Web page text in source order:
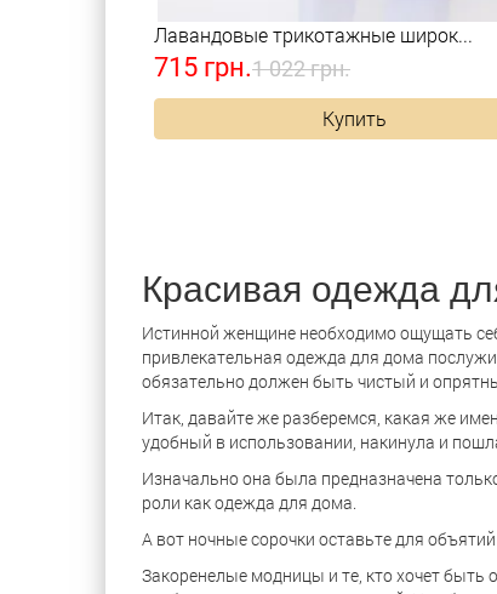
Лавандовые трикотажные широк...
715 грн.1 022 грн.
Купить
Красивая одежда
Истинной женщине необходимо ощущать
привлекательная одежда для дома
обязательно должен быть чистый и
Итак, давайте же разберемся, какая же
удобный в использовании, накинула и
Изначально она была предназначена
роли как одежда для дома.
А вот ночные сорочки оставьте для
Закоренелые модницы и те, кто хочет